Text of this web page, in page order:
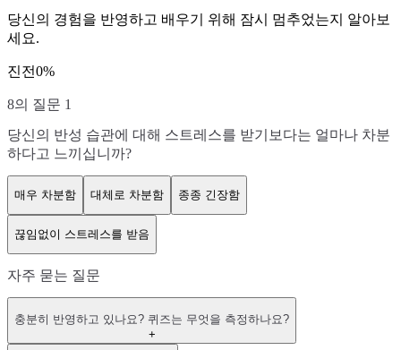
당신의 경험을 반영하고 배우기 위해 잠시 멈추었는지 알아보
세요.
진전0%
8의 질문 1
당신의 반성 습관에 대해 스트레스를 받기보다는 얼마나 차분
하다고 느끼십니까?
매우 차분함 대체로 차분함 종종 긴장함
끊임없이 스트레스를 받음
자주 묻는 질문
충분히 반영하고 있나요? 퀴즈는 무엇을 측정하나요?
+